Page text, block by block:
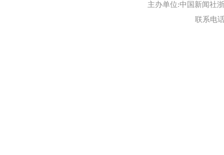
主办单位:中国新闻社
联系电